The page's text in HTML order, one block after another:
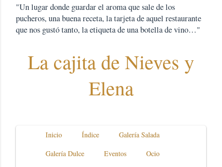
"Un lugar donde guardar el aroma que sale de los
pucheros, una buena receta, la tarjeta de aquel restaurante
que nos gustó tanto, la etiqueta de una botella de vino…"
La cajita de Nieves y
Elena
Inicio Índice
Galería Salada
Galería Dulce
Eventos
Ocio